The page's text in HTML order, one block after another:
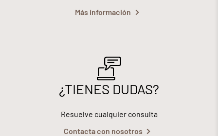
Más información
¿TIENES DUDAS?
Resuelve cualquier consulta
Contacta con nosotros